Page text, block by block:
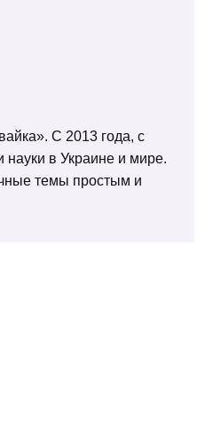
С 2013 года, с
в Украине и мире.
темы простым и